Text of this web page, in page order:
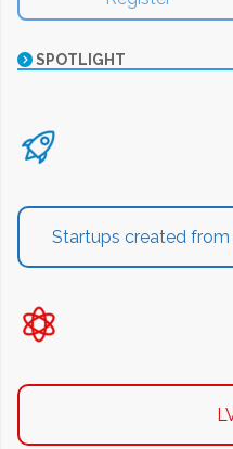
SPOTLIGHT
Startups created from